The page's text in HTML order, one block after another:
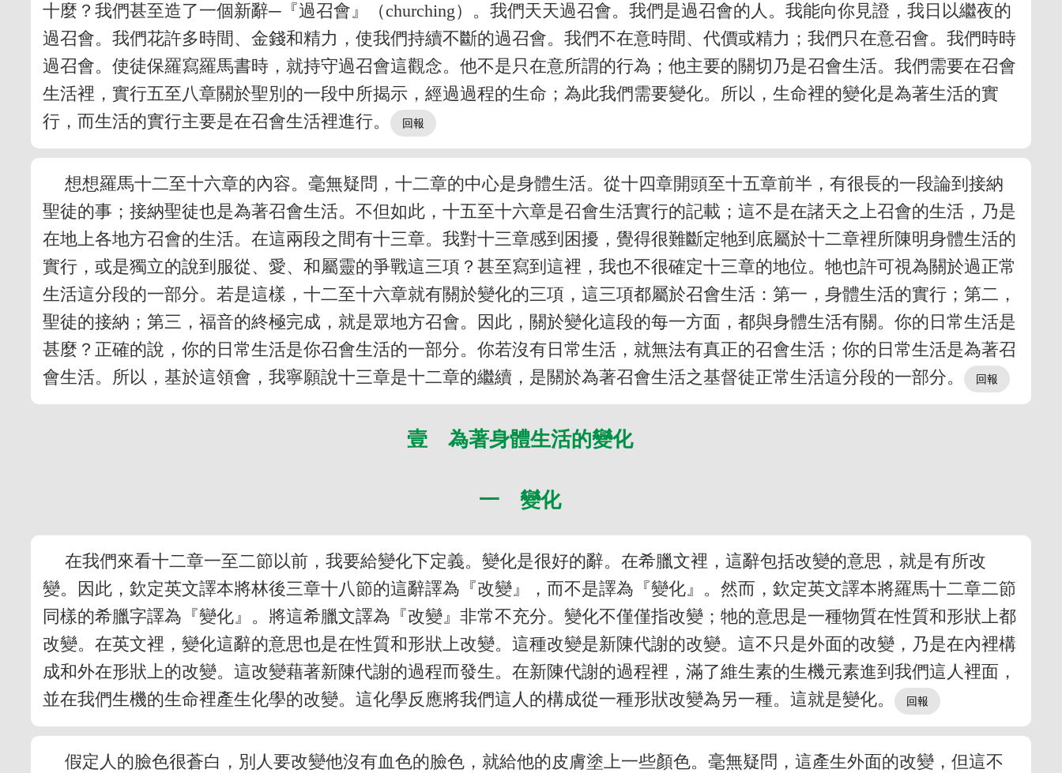
十麼？我們甚至造了一個新辭─『過召會』（churching）。我們天天過召會。我們是過召會的人。我能向你見證，我日以繼夜的
過召會。我們花許多時間、金錢和精力，使我們持續不斷的過召會。我們不在意時間、代價或精力；我們只在意召會。我們時時
過召會。使徒保羅寫羅馬書時，就持守過召會這觀念。他不是只在意所謂的行為；他主要的關切乃是召會生活。我們需要在召會
生活裡，實行五至八章關於聖別的一段中所揭示，經過過程的生命；為此我們需要變化。所以，生命裡的變化是為著生活的實
行，而生活的實行主要是在召會生活裡進行。
想想羅馬十二至十六章的內容。毫無疑問，十二章的中心是身體生活。從十四章開頭至十五章前半，有很長的一段論到接納
聖徒的事；接納聖徒也是為著召會生活。不但如此，十五至十六章是召會生活實行的記載；這不是在諸天之上召會的生活，乃是
在地上各地方召會的生活。在這兩段之間有十三章。我對十三章感到困擾，覺得很難斷定牠到底屬於十二章裡所陳明身體生活的
實行，或是獨立的說到服從、愛、和屬靈的爭戰這三項？甚至寫到這裡，我也不很確定十三章的地位。牠也許可視為關於過正常
生活這分段的一部分。若是這樣，十二至十六章就有關於變化的三項，這三項都屬於召會生活：第一，身體生活的實行；第二，
聖徒的接納；第三，福音的終極完成，就是眾地方召會。因此，關於變化這段的每一方面，都與身體生活有關。你的日常生活是
甚麼？正確的說，你的日常生活是你召會生活的一部分。你若沒有日常生活，就無法有真正的召會生活；你的日常生活是為著召
會生活。所以，基於這領會，我寧願說十三章是十二章的繼續，是關於為著召會生活之基督徒正常生活這分段的一部分。
壹 為著身體生活的變化
一 變化
在我們來看十二章一至二節以前，我要給變化下定義。變化是很好的辭。在希臘文裡，這辭包括改變的意思，就是有所改
變。因此，欽定英文譯本將林後三章十八節的這辭譯為『改變』，而不是譯為『變化』。然而，欽定英文譯本將羅馬十二章二節
同樣的希臘字譯為『變化』。將這希臘文譯為『改變』非常不充分。變化不僅僅指改變；牠的意思是一種物質在性質和形狀上都
改變。在英文裡，變化這辭的意思也是在性質和形狀上改變。這種改變是新陳代謝的改變。這不只是外面的改變，乃是在內裡構
成和外在形狀上的改變。這改變藉著新陳代謝的過程而發生。在新陳代謝的過程裡，滿了維生素的生機元素進到我們這人裡面，
並在我們生機的生命裡產生化學的改變。這化學反應將我們這人的構成從一種形狀改變為另一種。這就是變化。
假定人的臉色很蒼白，別人要改變他沒有血色的臉色，就給他的皮膚塗上一些顏色。毫無疑問，這產生外面的改變，但這不